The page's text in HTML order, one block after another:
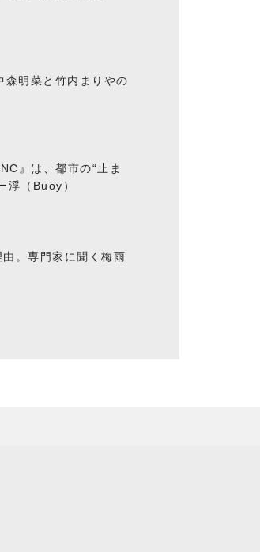
明菜と竹内まりやの
』は、都市の“止ま
浮（Buoy）
。専門家に聞く梅雨